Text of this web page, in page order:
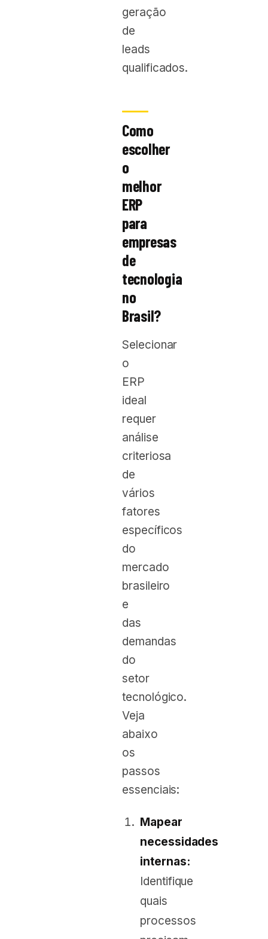
geração
de
leads
qualificados.
Como
escolher
o
melhor
ERP
para
empresas
de
tecnologia
no
Brasil?
Selecionar
o
ERP
ideal
requer
análise
criteriosa
de
vários
fatores
específicos
do
mercado
brasileiro
e
das
demandas
do
setor
tecnológico.
Veja
abaixo
os
passos
essenciais:
Mapear
necessidades
internas:
Identifique
quais
processos